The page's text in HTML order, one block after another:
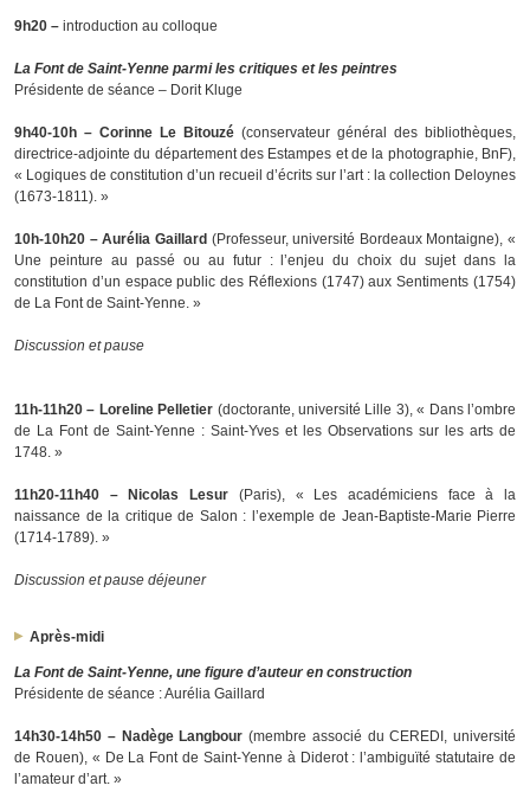
9h20 – introduction au colloque
La Font de Saint-Yenne parmi les critiques et les peintres
Présidente de séance – Dorit Kluge
9h40-10h – Corinne Le Bitouzé (conservateur général des bibliothèques,
directrice-adjointe du département des Estampes et de la photographie, BnF),
« Logiques de constitution d’un recueil d’écrits sur l’art : la collection Deloynes
(1673-1811). »
10h-10h20 – Aurélia Gaillard(Professeur, université Bordeaux Montaigne), «
Une peinture au passé ou au futur : l’enjeu du choix du sujet dans la
constitution d’un espace public des Réflexions (1747) aux Sentiments (1754)
de La Font de Saint-Yenne. »
Discussion et pause
11h-11h20 – Loreline Pelletier (doctorante, université Lille 3), « Dans l’ombre
de La Font de Saint-Yenne : Saint-Yves et les Observations sur les arts de
1748. »
11h20-11h40 – Nicolas Lesur (Paris), « Les académiciens face à la
naissance de la critique de Salon : l’exemple de Jean-Baptiste-Marie Pierre
(1714-1789). »
Discussion et pause déjeuner
Après-midi
La Font de Saint-Yenne, une figure d’auteur en construction
Présidente de séance : Aurélia Gaillard
14h30-14h50 – Nadège Langbour (membre associé du CEREDI, université
de Rouen), « De La Font de Saint-Yenne à Diderot : l’ambiguïté statutaire de
l’amateur d’art. »